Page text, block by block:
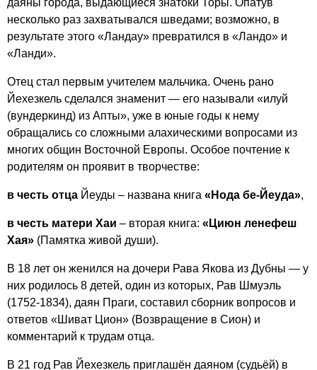
даяны города, выдающиеся знатоки Торы. Опатув
несколько раз захватывался шведами; возможно, в
результате этого «Ландау» превратился в «Ландо» и
«Ланди».
Отец стал первым учителем мальчика. Очень рано
Йехезкель сделался знаменит — его называли «илуй
(вундеркинд) из Апты», уже в юные годы к нему
обращались со сложными алахическими вопросами из
многих общин Восточной Европы. Особое почтение к
родителям он проявит в творчестве:
в честь отца Йеуды – названа книга «Нода бе-Йеуда»,
в честь матери Хаи – вторая книга: «Циюн ленефеш
Хая» (Памятка живой души).
В 18 лет он женился на дочери Рава Якова из Дубны — у
них родилось 8 детей, один из которых, Рав Шмуэль
(1752-1834), даян Праги, составил сборник вопросов и
ответов «Шиват Цион» (Возвращение в Сион) и
комментарий к трудам отца.
В 21 год Рав Йехезкель приглашён даяном (судьёй) в
contributors